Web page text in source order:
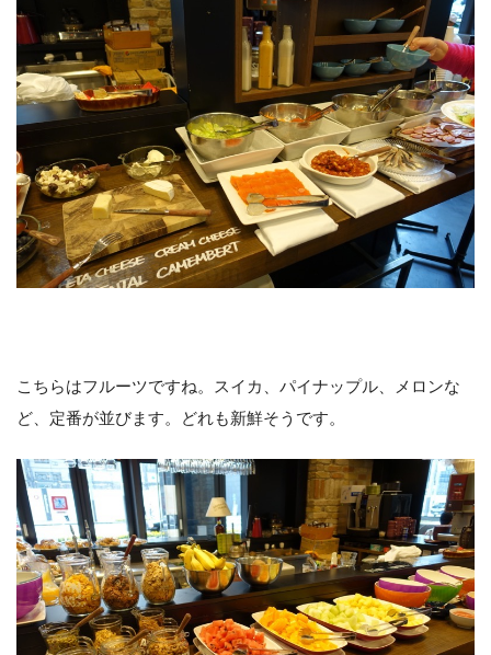
こちらはフルーツですね。スイカ、パイナップル、メロンな
ど、定番が並びます。どれも新鮮そうです。